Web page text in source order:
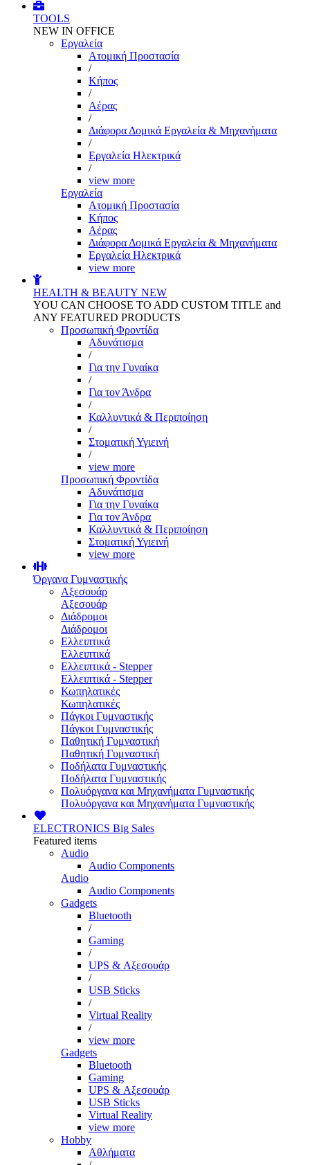
TOOLS
NEW IN OFFICE
Εργαλεία
Aτομική Προστασία
/
Kήπος
/
Αέρας
/
Διάφορα Δομικά Εργαλεία & Μηχανήματα
/
Εργαλεία Ηλεκτρικά
/
view more
Εργαλεία
Aτομική Προστασία
Kήπος
Αέρας
Διάφορα Δομικά Εργαλεία & Μηχανήματα
Εργαλεία Ηλεκτρικά
view more
HEALTH & BEAUTY NEW
YOU CAN CHOOSE TO ADD CUSTOM TITLE and
ANY FEATURED PRODUCTS
Προσωπική Φροντίδα
Αδυνάτισμα
/
Για την Γυναίκα
/
Για τον Άνδρα
/
Καλλυντικά & Περιποίηση
/
Στοματική Υγιεινή
/
view more
Προσωπική Φροντίδα
Αδυνάτισμα
Για την Γυναίκα
Για τον Άνδρα
Καλλυντικά & Περιποίηση
Στοματική Υγιεινή
view more
Όργανα Γυμναστικής
Αξεσουάρ
Αξεσουάρ
Διάδρομοι
Διάδρομοι
Ελλειπτικά
Ελλειπτικά
Ελλειπτικά - Stepper
Ελλειπτικά - Stepper
Κωπηλατικές
Κωπηλατικές
Πάγκοι Γυμναστικής
Πάγκοι Γυμναστικής
Παθητική Γυμναστική
Παθητική Γυμναστική
Ποδήλατα Γυμναστικής
Ποδήλατα Γυμναστικής
Πολυόργανα και Μηχανήματα Γυμναστικής
Πολυόργανα και Μηχανήματα Γυμναστικής
ELECTRONICS Big Sales
Featured items
Audio
Audio Components
Audio
Audio Components
Gadgets
Bluetooth
/
Gaming
/
UPS & Αξεσουάρ
/
USB Sticks
/
Virtual Reality
/
view more
Gadgets
Bluetooth
Gaming
UPS & Αξεσουάρ
USB Sticks
Virtual Reality
view more
Hobby
Αθλήματα